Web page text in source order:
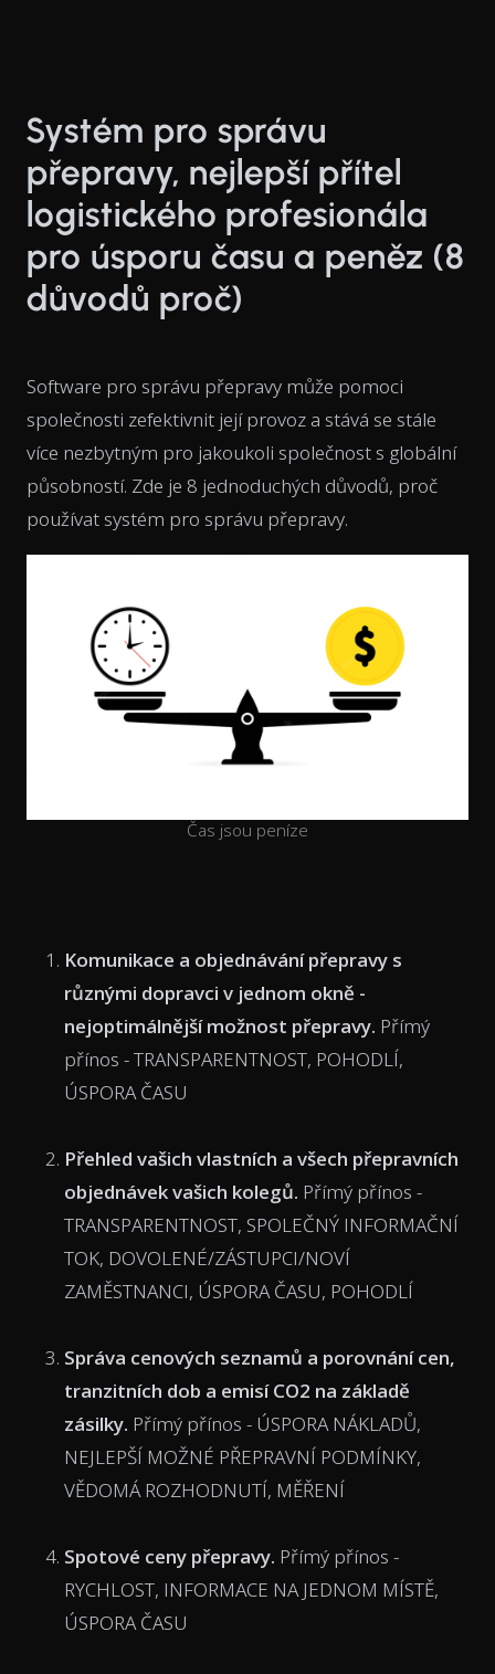
Systém pro správu
přepravy, nejlepší přítel
logistického profesionála
pro úsporu času a peněz (8
důvodů proč)
Software pro správu přepravy může pomoci
společnosti zefektivnit její provoz a stává se stále
více nezbytným pro jakoukoli společnost s globální
působností. Zde je 8 jednoduchých důvodů, proč
používat systém pro správu přepravy.
Čas jsou peníze
Komunikace a objednávání přepravy s
různými dopravci v jednom okně -
nejoptimálnější možnost přepravy. Přímý
přínos - TRANSPARENTNOST, POHODLÍ,
ÚSPORA ČASU
Přehled vašich vlastních a všech přepravních
objednávek vašich kolegů. Přímý přínos -
TRANSPARENTNOST, SPOLEČNÝ INFORMAČNÍ
TOK, DOVOLENÉ/ZÁSTUPCI/NOVÍ
ZAMĚSTNANCI, ÚSPORA ČASU, POHODLÍ
Správa cenových seznamů a porovnání cen,
tranzitních dob a emisí CO2 na základě
zásilky. Přímý přínos - ÚSPORA NÁKLADŮ,
NEJLEPŠÍ MOŽNÉ PŘEPRAVNÍ PODMÍNKY,
VĚDOMÁ ROZHODNUTÍ, MĚŘENÍ
Spotové ceny přepravy. Přímý přínos -
RYCHLOST, INFORMACE NA JEDNOM MÍSTĚ,
ÚSPORA ČASU